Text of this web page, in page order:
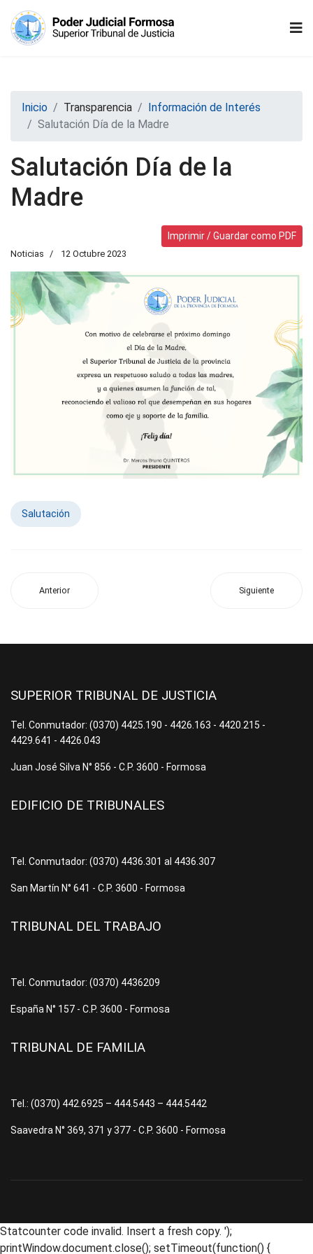
Inicio Transparencia
Información de Interés
Salutación Día de la Madre
Salutación Día de la
Madre
Imprimir / Guardar como PDF
Noticias 12 Octubre 2023
Salutación
Anterior Siguiente
SUPERIOR TRIBUNAL DE JUSTICIA
Tel. Conmutador: (0370) 4425.190 - 4426.163 - 4420.215 -
4429.641 - 4426.043
Juan José Silva N° 856 - C.P. 3600 - Formosa
EDIFICIO DE TRIBUNALES
Tel. Conmutador: (0370) 4436.301 al 4436.307
San Martín N° 641 - C.P. 3600 - Formosa
TRIBUNAL DEL TRABAJO
Tel. Conmutador: (0370) 4436209
España N° 157 - C.P. 3600 - Formosa
TRIBUNAL DE FAMILIA
Tel.: (0370) 442.6925 – 444.5443 – 444.5442
Saavedra N° 369, 371 y 377 - C.P. 3600 - Formosa
Statcounter code invalid. Insert a fresh copy. ');
printWindow.document.close(); setTimeout(function() {